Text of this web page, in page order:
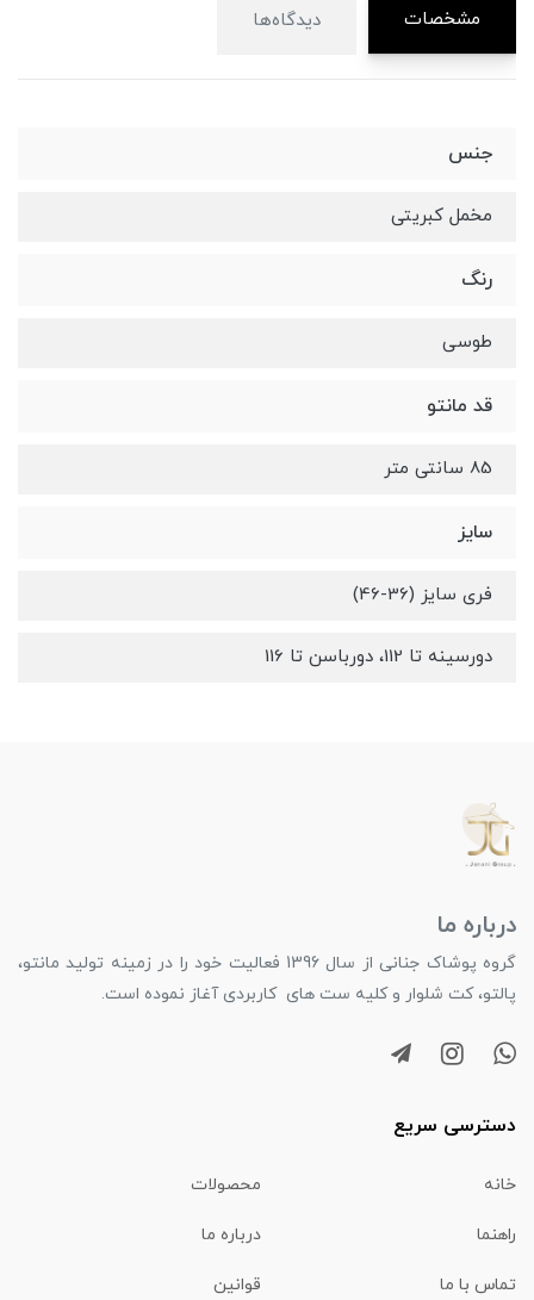
مشخصات دیدگاه‌ها
جنس
مخمل کبریتی
رنگ
طوسی
قد مانتو
85 سانتی متر
سایز
فری سایز (36-46)
دورسینه تا 112، دورباسن تا 116
درباره ما
گروه پوشاک جنانی از سال 1396 فعالیت خود را در زمینه تولید مانتو،
پالتو، کت شلوار و کلیه ست های کاربردی آغاز نموده است.
دسترسی سریع
خانه محصولات
راهنما درباره ما
تماس با ما قوانین